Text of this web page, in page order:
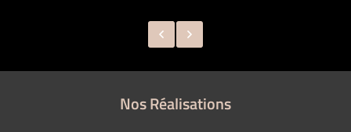
Nos Réalisations